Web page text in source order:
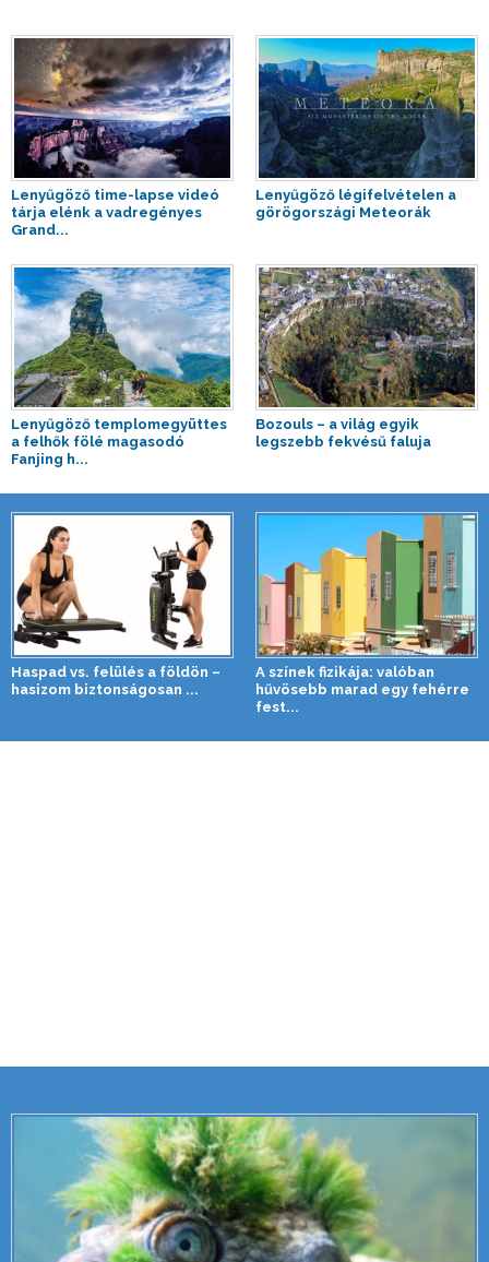
Lenyűgöző time-lapse videó
tárja elénk a vadregényes
Grand...
Lenyűgöző légifelvételen a
görögországi Meteorák
Lenyűgöző templomegyüttes
a felhők fölé magasodó
Fanjing h...
Bozouls – a világ egyik
legszebb fekvésű faluja
Haspad vs. felülés a földön –
hasizom biztonságosan ...
A színek fizikája: valóban
hűvösebb marad egy fehérre
fest...